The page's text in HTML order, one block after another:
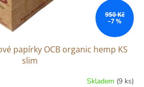
950 Kč
–7 %
papírky OCB organic hemp KS
slim
Skladem (9 ks)